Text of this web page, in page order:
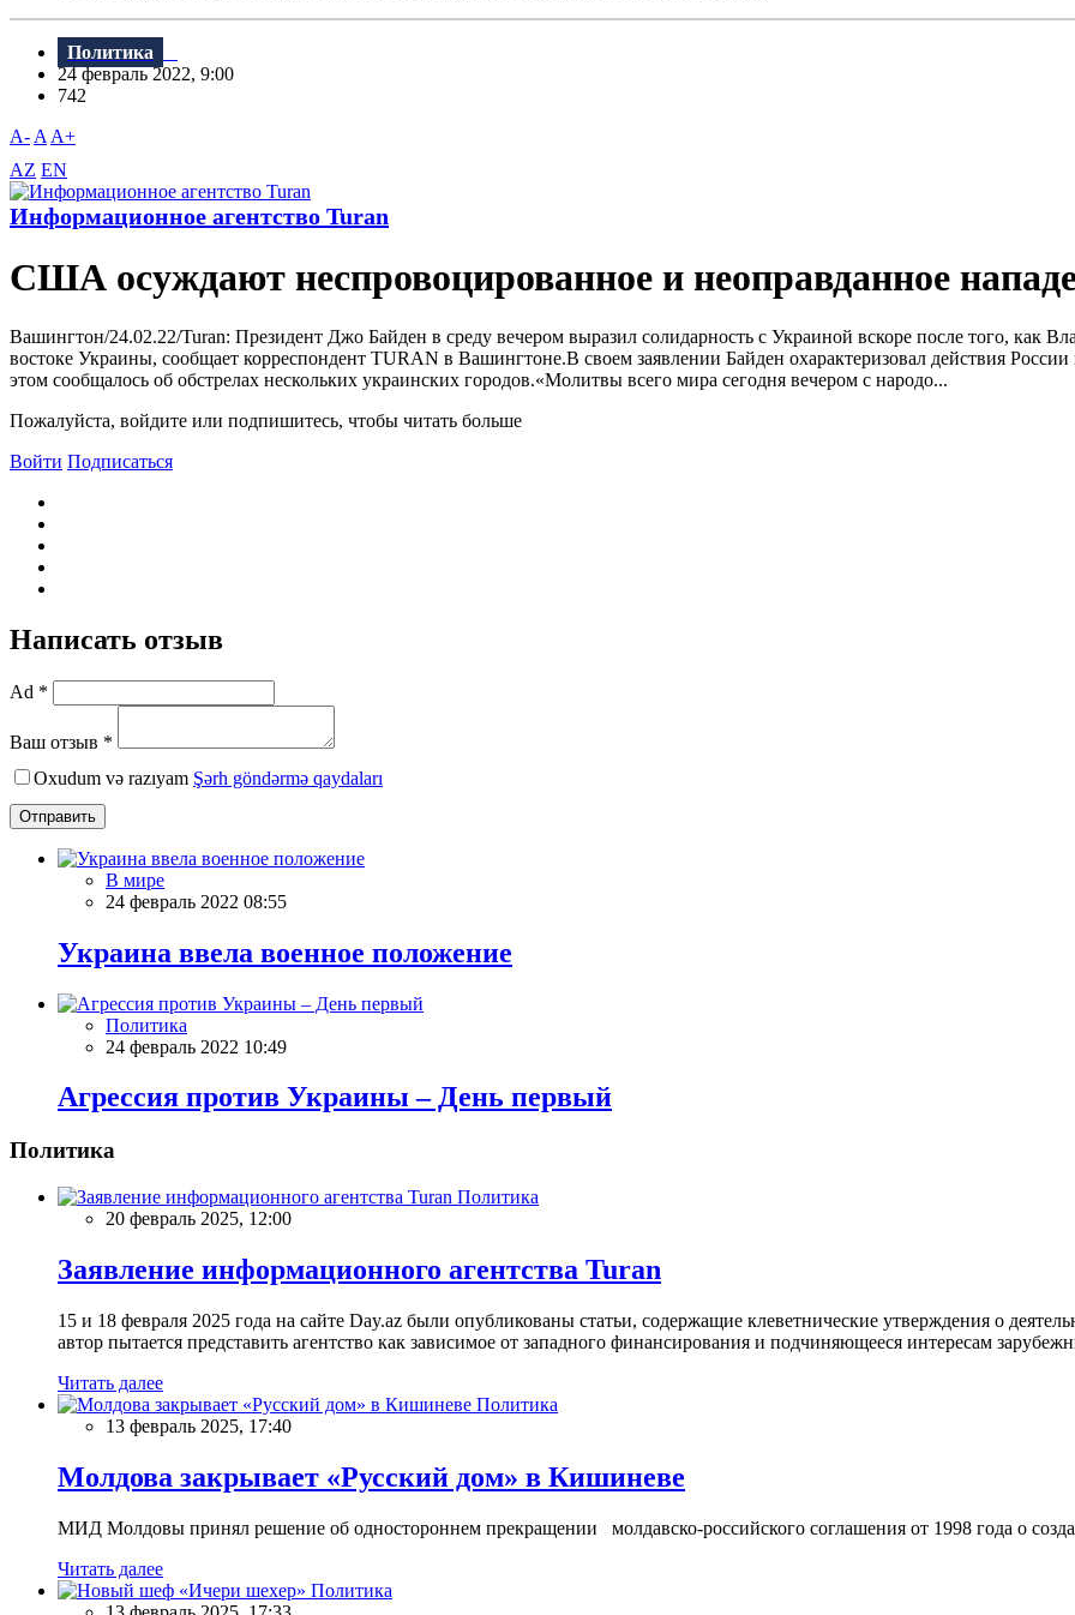
Политика
24 февраль 2022, 9:00
742
A- A A+
AZ EN
Информационное агентство Turan
США осуждают неспровоцированное и неоправданное
Вашингтон/24.02.22/Turan: Президент Джо Байден в среду вечером выразил солидарность с Украиной вскоре после того, как
востоке Украины, сообщает корреспондент TURAN в Вашингтоне.В своем заявлении Байден охарактеризовал действия
этом сообщалось об обстрелах нескольких украинских городов.«Молитвы всего мира сегодня вечером с народо...
Пожалуйста, войдите или подпишитесь, чтобы читать больше
Войти Подписаться
Написать отзыв
Ad *
Ваш отзыв *
Oxudum və razıyam Şərh göndərmə qaydaları
Отправить
В мире
24 февраль 2022 08:55
Украина ввела военное положение
Политика
24 февраль 2022 10:49
Агрессия против Украины – День первый
Политика
Политика
20 февраль 2025, 12:00
Заявление информационного агентства Turan
15 и 18 февраля 2025 года на сайте Day.az были опубликованы статьи, содержащие клеветнические утверждения о
автор пытается представить агентство как зависимое от западного финансирования и подчиняющееся интересам
Читать далее
Политика
13 февраль 2025, 17:40
Молдова закрывает «Русский дом» в Кишиневе
МИД Молдовы принял решение об одностороннем прекращении молдавско-российского соглашения от 1998 года о
Читать далее
Политика